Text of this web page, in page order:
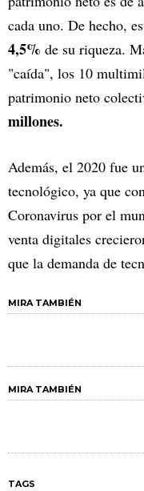
cada uno. De hecho,
4,5% de su riqueza.
"caída", los 10
patrimonio neto
millones.
Además, el 2020 fue
tecnológico, ya que
Coronavirus por el
venta digitales
que la demanda de
MIRA TAMBIÉN
MIRA TAMBIÉN
TAGS